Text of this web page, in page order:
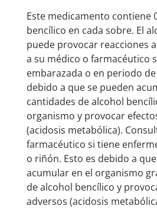
Este medicamento contiene
bencílico en cada sobre. El
puede provocar reacciones
a su médico o farmacéutico
embarazada o en periodo
debido a que se pueden
cantidades de alcohol
organismo y provocar
(acidosis metabólica).
farmacéutico si tiene
o riñón. Esto es debido a
acumular en el organismo
de alcohol bencílico y
adversos (acidosis